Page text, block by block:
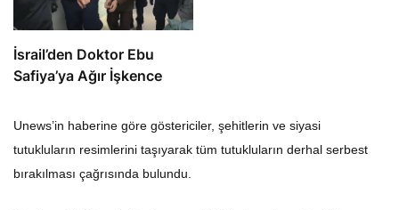
İsrail’den Doktor Ebu
Safiya’ya Ağır İşkence
Unews’in haberine göre göstericiler, şehitlerin ve siyasi
tutukluların resimlerini taşıyarak tüm tutukluların derhal serbest
bırakılması çağrısında bulundu.